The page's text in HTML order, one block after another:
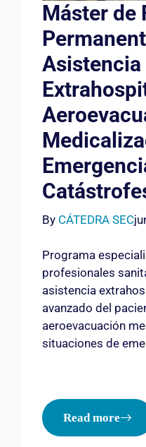
Máster de
Asistencia
By CÁTEDRA SEC
Programa
profesionales
asistencia
avanzado del
aeroevacuación
situaciones de
Read more